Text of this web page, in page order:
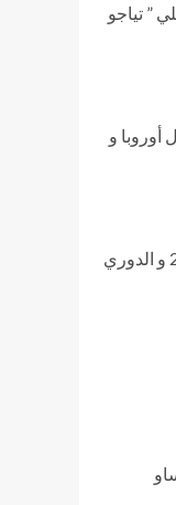
البرازيلي ” تياجو
أوروبا و
بينما لعب أوليفير جيرو مع البلوز فى 119 مباراة في مختلف المسابقات مسجلاً 34 هدف ، حيث حقق الفرنسي صاحب ال 34 عاماً مع الفريق اللندني لقب دوري أبطال أوروبا 2021 و الدوري
مع السيليساو